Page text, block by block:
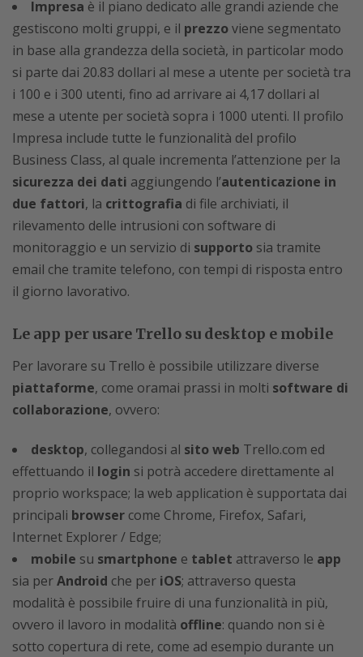
Impresa è il piano dedicato alle grandi aziende che
gestiscono molti gruppi, e il prezzoviene segmentato
in base alla grandezza della società, in particolar modo
si parte dai 20.83 dollari al mese a utente per società tra
i 100 e i 300 utenti, fino ad arrivare ai 4,17 dollari al
mese a utente per società sopra i 1000 utenti. Il profilo
Impresa include tutte le funzionalità del profilo
Business Class, al quale incrementa l’attenzione per la
sicurezza dei dati aggiungendo l’autenticazione in
due fattori, la crittografia di file archiviati, il
rilevamento delle intrusioni con software di
monitoraggio e un servizio di supporto sia tramite
email che tramite telefono, con tempi di risposta entro
il giorno lavorativo.
Le app per usare Trello su desktop e mobile
Per lavorare su Trello è possibile utilizzare diverse
piattaforme, come oramai prassi in molti software di
collaborazione, ovvero:
desktop, collegandosi al sito web Trello.com ed
effettuando il login si potrà accedere direttamente al
proprio workspace; la web application è supportata dai
principali browser come Chrome, Firefox, Safari,
Internet Explorer / Edge;
mobile su smartphone e tablet attraverso le app
sia perAndroid che per iOS; attraverso questa
modalità è possibile fruire di una funzionalità in più,
ovvero il lavoro in modalità offline: quando non si è
sotto copertura di rete, come ad esempio durante un